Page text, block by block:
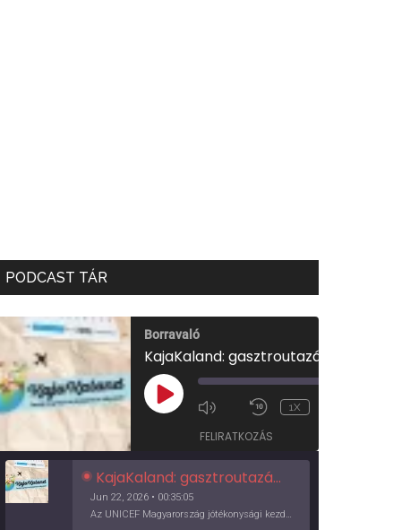
PODCAST TÁR
Borravaló
PLAY
EPISODE
1X
FELIRATKOZÁS
KajaKaland: gasztroutazás a föld körül
Jun 22, 2026 • 00:35:05
Az UNICEF Magyarország jótékonysági kezdeményezése izgalmas, egész éves világkörüli ízutazásra hív, igazi családi program és gasztroedukáció, illetve segítség a rászorulóknak is egyben.